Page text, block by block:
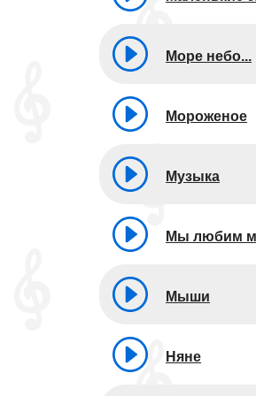
Море небо...
Мороженое
Музыка
Мы любим
Мыши
Няне